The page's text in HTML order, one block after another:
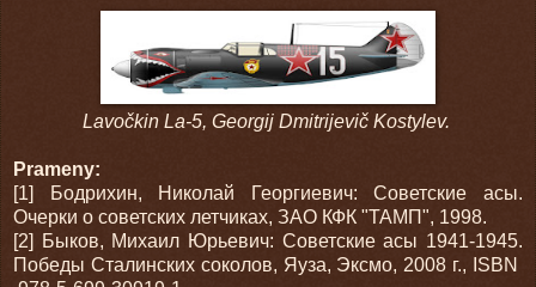
Lavočkin La-5, Georgij Dmitrijevič Kostylev.
Prameny:
[1] Бодрихин, Николай Георгиевич: Советские асы.
Очерки о советских летчиках, ЗАО КФК "ТАМП", 1998.
[2] Быков, Михаил Юрьевич: Советские асы 1941-1945.
Победы Сталинских соколов, Яуза, Эксмо, 2008 г., ISBN